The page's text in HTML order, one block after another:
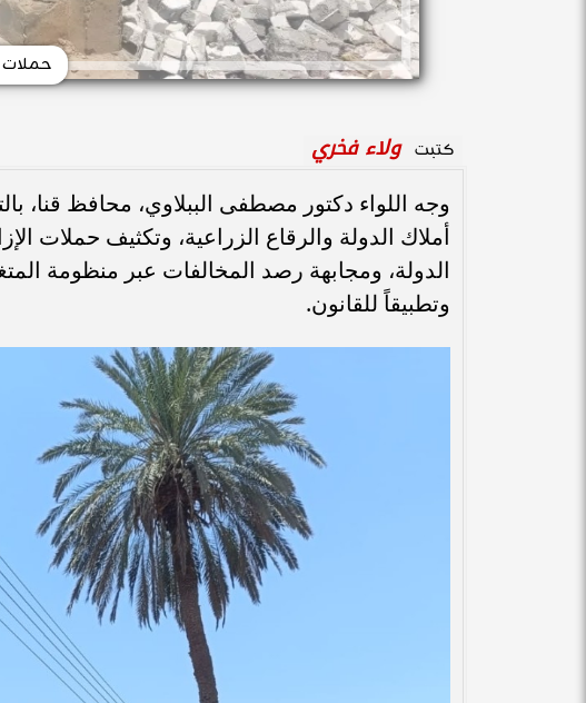
حملات
كتبت ولاء فخري
وجه اللواء دكتور مصطفى الببلاوي، محافظ قنا،
أملاك الدولة والرقاع الزراعية، وتكثيف حملات
الدولة، ومجابهة رصد المخالفات عبر منظومة
وتطبيقاً للقانون.